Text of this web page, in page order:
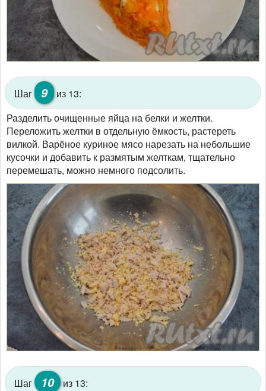
Шаг 9
из 13:
Разделить очищенные яйца на белки и желтки.
Переложить желтки в отдельную ёмкость, растереть
вилкой. Варёное куриное мясо нарезать на небольшие
кусочки и добавить к размятым желткам, тщательно
перемешать, можно немного подсолить.
Шаг 10 из 13: